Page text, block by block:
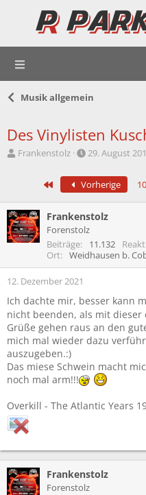
Musik allgemein
Des Vinylisten
E
l
l
e
Frankenstolz
E
s
t
l
l
a
29. August
Erste Vorherige
Frankenstolz
Forenstolz
Beiträge
11.132
Ort
Weidhausen b.
12. Dezember 2021
Ich dachte mir, besser kann
nicht beenden, als mit dieser
Grüße gehen raus an den
mich mal wieder dazu
auszugeben.:)
Das miese Schwein macht
noch mal arm!!!
Overkill - The Atlantic Years
Frankenstolz
Forenstolz